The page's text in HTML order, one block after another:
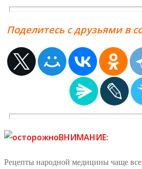
Поделитесь с друзьями в
ВНИМАНИЕ:
Рецепты народной медицины чаще